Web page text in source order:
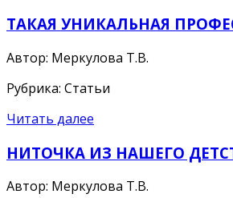
ТАКАЯ УНИКАЛЬНАЯ
Автор: Меркулова Т.В.
Рубрика: Статьи
Читать далее
НИТОЧКА ИЗ НАШЕГО
Автор: Меркулова Т.В.